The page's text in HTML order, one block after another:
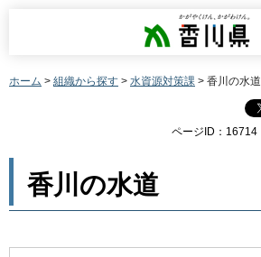
香川県
ホーム > 組織から探す > 水資源対策課 > 香川の水道
ページID：16714
香川の水道